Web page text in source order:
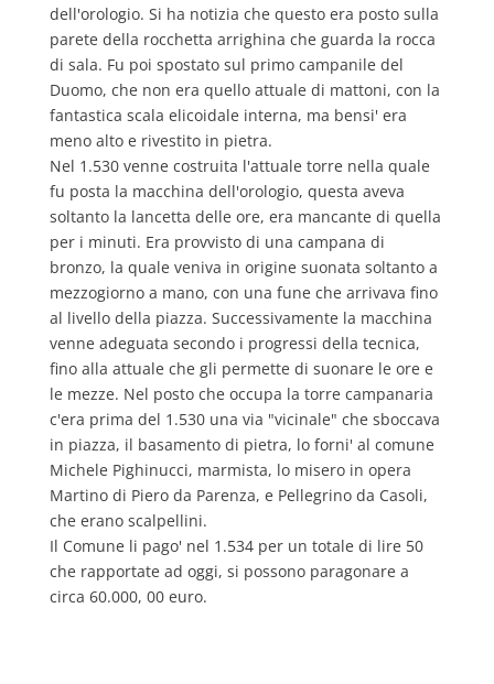
dell'orologio. Si ha notizia che questo era posto sulla
parete della rocchetta arrighina che guarda la rocca
di sala. Fu poi spostato sul primo campanile del
Duomo, che non era quello attuale di mattoni, con la
fantastica scala elicoidale interna, ma bensi' era
meno alto e rivestito in pietra.
Nel 1.530 venne costruita l'attuale torre nella quale
fu posta la macchina dell'orologio, questa aveva
soltanto la lancetta delle ore, era mancante di quella
per i minuti. Era provvisto di una campana di
bronzo, la quale veniva in origine suonata soltanto a
mezzogiorno a mano, con una fune che arrivava fino
al livello della piazza. Successivamente la macchina
venne adeguata secondo i progressi della tecnica,
fino alla attuale che gli permette di suonare le ore e
le mezze. Nel posto che occupa la torre campanaria
c'era prima del 1.530 una via "vicinale" che sboccava
in piazza, il basamento di pietra, lo forni' al comune
Michele Pighinucci, marmista, lo misero in opera
Martino di Piero da Parenza, e Pellegrino da Casoli,
che erano scalpellini.
Il Comune li pago' nel 1.534 per un totale di lire 50
che rapportate ad oggi, si possono paragonare a
circa 60.000, 00 euro.